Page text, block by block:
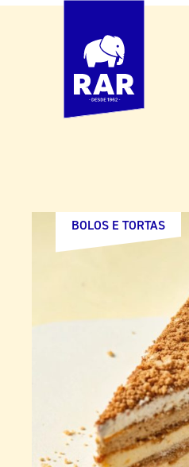
BOLOS E TORTAS
DOCES TRADICIONAIS
SOBREMESAS
SOBREMESAS
BOLOS E TORTAS